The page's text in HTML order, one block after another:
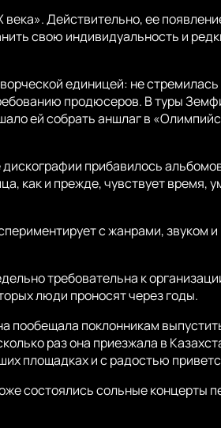
Действительно, ее
свою индивидуальность и
единицей: не
продюсеров. В туры
ей собрать аншлаг в
прибавилось
как и прежде, чувствует время,
с жанрами, звуком
требовательна к
люди проносят через годы.
пообещала поклонникам
раз она приезжала в
площадках и с радостью
состоялись сольные концерты